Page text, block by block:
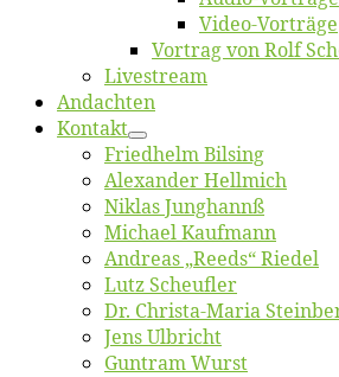
Vi­deo-Vor­trä­ge
Vor­trag von Rolf
Live­stream
An­dach­ten
Kon­takt
Fried­helm Bilsing
Alex­an­der Hellmich
Ni­klas Junghannß
Mi­cha­el Kaufmann
An­dre­as „Reeds“ Riedel
Lutz Scheuf­ler
Dr. Chris­­ta-Ma­ria
Jens Ulb­richt
Gun­tram Wurst